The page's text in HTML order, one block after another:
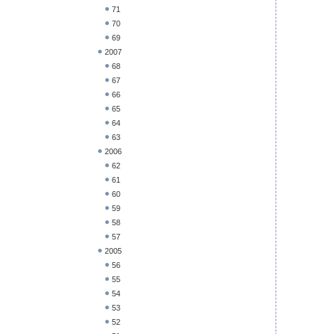
71
70
69
2007
68
67
66
65
64
63
2006
62
61
60
59
58
57
2005
56
55
54
53
52